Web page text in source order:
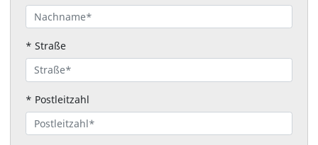
* Straße
* Postleitzahl